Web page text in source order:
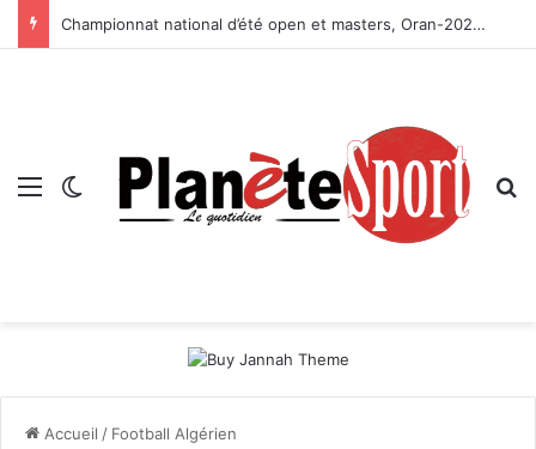
Championnat national d’été open et masters, Oran-2026 — Le CRB s’adjuge le titre
Menu Switch skin
Accueil / Football Algérien